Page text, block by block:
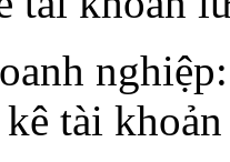
tài